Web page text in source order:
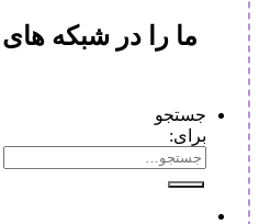
ما را در شبکه های
جستجو
برای: